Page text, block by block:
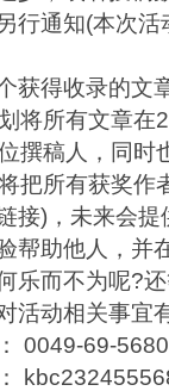
行通知(本次
得收录的文章
将所有文章
撰稿人，同时
把所有获奖作
接)，未来会
帮助他人，并
乐而不为呢?
动相关事宜有
69-